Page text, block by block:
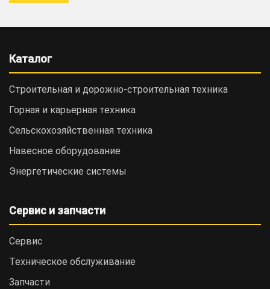
Каталог
Строительная и дорожно-cтроительная техника
Горная и карьерная техника
Сельскохозяйственная техника
Навесное оборудование
Энергетические системы
Сервис и запчасти
Сервис
Техническое обслуживание
Запчасти